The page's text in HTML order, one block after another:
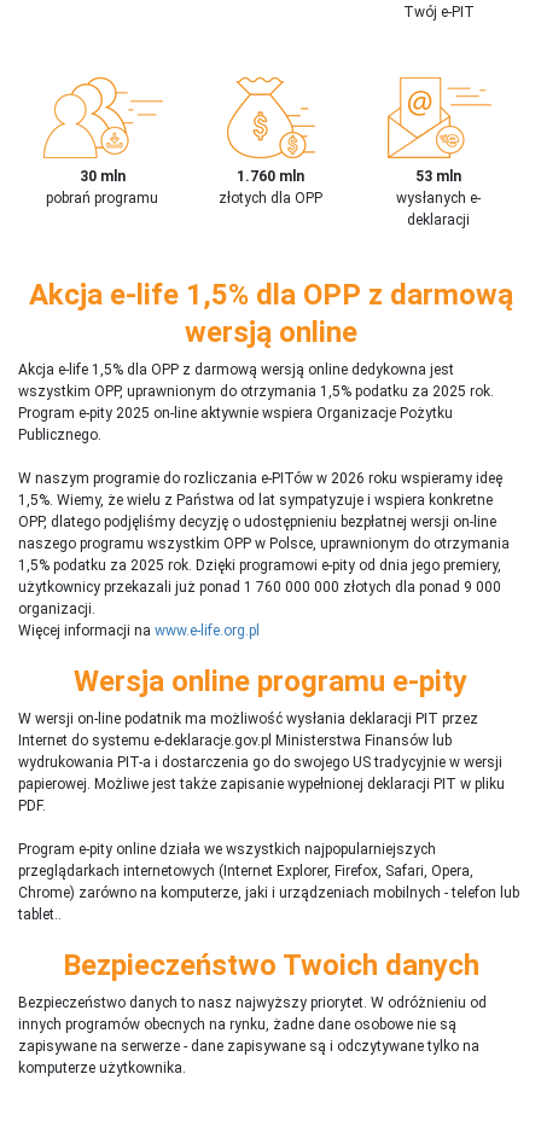
Twój e-PIT
30 mln
pobrań programu
1.760 mln
złotych dla OPP
53 mln
wysłanych e-
deklaracji
Akcja e-life 1,5% dla OPP z darmową
wersją online
Akcja e-life 1,5% dla OPP z darmową wersją online dedykowna jest
wszystkim OPP, uprawnionym do otrzymania 1,5% podatku za 2025 rok.
Program e-pity 2025 on-line aktywnie wspiera Organizacje Pożytku
Publicznego.
W naszym programie do rozliczania e-PITów w 2026 roku wspieramy ideę
1,5%. Wiemy, że wielu z Państwa od lat sympatyzuje i wspiera konkretne
OPP, dlatego podjęliśmy decyzję o udostępnieniu bezpłatnej wersji on-line
naszego programu wszystkim OPP w Polsce, uprawnionym do otrzymania
1,5% podatku za 2025 rok. Dzięki programowi e-pity od dnia jego premiery,
użytkownicy przekazali już ponad 1 760 000 000 złotych dla ponad 9 000
organizacji.
Więcej informacji na www.e-life.org.pl
Wersja online programu e-pity
W wersji on-line podatnik ma możliwość wysłania deklaracji PIT przez
Internet do systemu e-deklaracje.gov.pl Ministerstwa Finansów lub
wydrukowania PIT-a i dostarczenia go do swojego US tradycyjnie w wersji
papierowej. Możliwe jest także zapisanie wypełnionej deklaracji PIT w pliku
PDF.
Program e-pity online działa we wszystkich najpopularniejszych
przeglądarkach internetowych (Internet Explorer, Firefox, Safari, Opera,
Chrome) zarówno na komputerze, jaki i urządzeniach mobilnych - telefon lub
tablet..
Bezpieczeństwo Twoich danych
Bezpieczeństwo danych to nasz najwyższy priorytet. W odróżnieniu od
innych programów obecnych na rynku, żadne dane osobowe nie są
zapisywane na serwerze - dane zapisywane są i odczytywane tylko na
komputerze użytkownika.